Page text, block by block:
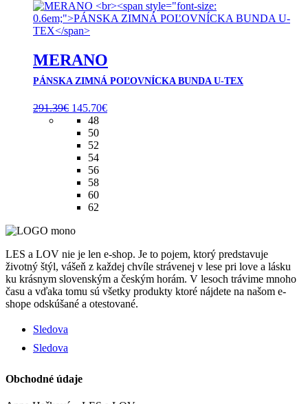
MERANO
PÁNSKA ZIMNÁ POĽOVNÍCKA BUNDA U-TEX
291.39€ Pôvodná
cena
bola:
291.39€.
145.70€Aktuálna
48
50
52
54
56
58
60
62
LES a LOV nie je len e-shop. Je to pojem, ktorý predstavuje
životný štýl, vášeň z každej chvíle strávenej v lese pri love a lásku
ku krásnym slovenským a českým horám. V lesoch trávime mnoho
času a vďaka tomu sú všetky produkty ktoré nájdete na našom e-
shope odskúšané a otestované.
Sledova
Sledova
Obchodné údaje